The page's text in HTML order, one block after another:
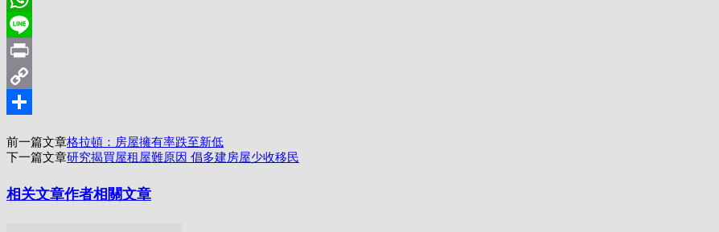
WhatsApp
Line
Print
Copy
享
前一篇文章格拉頓：房屋擁有率跌至新低
下一篇文章研究揭買屋租屋難原因 倡多建房屋少收移民
相关文章作者相關文章